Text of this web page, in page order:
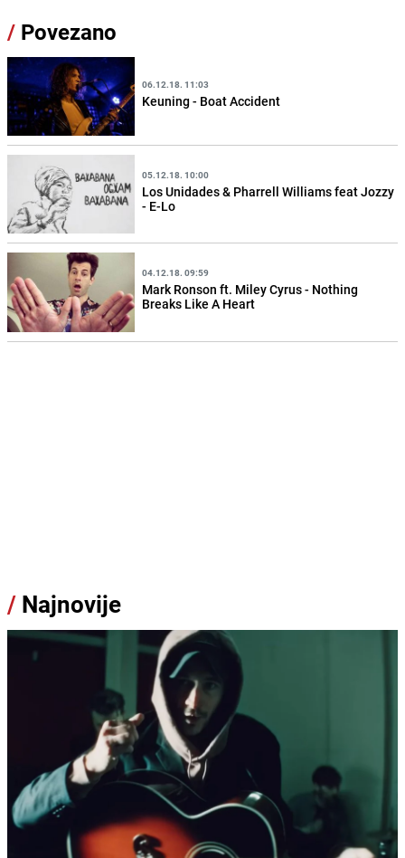
/ Povezano
06.12.18. 11:03
Keuning - Boat Accident
05.12.18. 10:00
Los Unidades & Pharrell Williams feat Jozzy
- E-Lo
04.12.18. 09:59
Mark Ronson ft. Miley Cyrus - Nothing
Breaks Like A Heart
/ Najnovije